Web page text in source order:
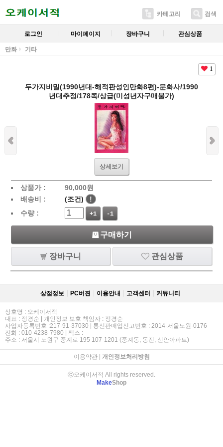
카테고리 검색
로그인 마이페이지 장바구니 관심상품
만화 기타
1
두가지비밀(1990년대-해적판성인만화8편)-문화사/1990
년대추정/178쪽/상급(미성년자구매불가)
상세보기
상품가 : 90,000원
배송비 :
(조건)
!
수량 :
+1 -1
구매하기
장바구니 관심상품
상점정보 PC버젼 이용안내 고객센터 커뮤니티
상호명 : 오케이서적
대표 : 정경순 | 개인정보 보호 책임자 : 정경순
사업자등록번호 :217-91-37030 | 통신판매업신고번호 : 2014-서울노원-0176
전화 : 010-4238-7980 | 팩스 :
주소 : 서울시 노원구 중계로 195 107-1201 (중계동, 동진, 신안아파트)
이용약관| 개인정보처리방침
ⓒ오케이서적 All rights reserved.
MakeShop